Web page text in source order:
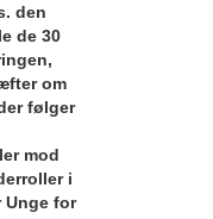
den
de 30
om
følger
mod
i
Unge for